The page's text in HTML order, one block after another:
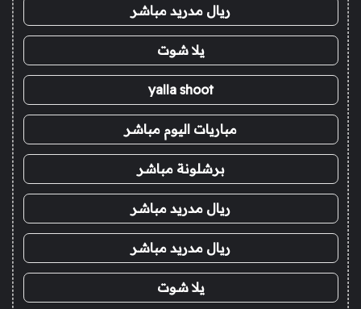
ريال مدريد مباشر
يلا شوت
yalla shoot
مباريات اليوم مباشر
برشلونة مباشر
ريال مدريد مباشر
ريال مدريد مباشر
يلا شوت